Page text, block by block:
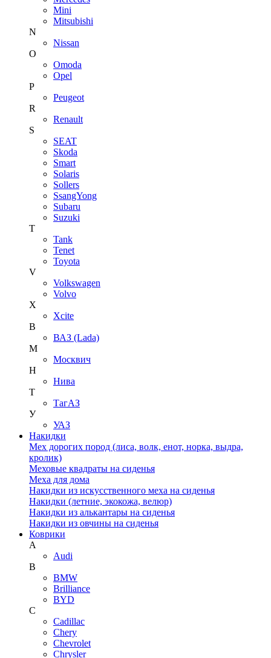
Mini
Mitsubishi
N
Nissan
O
Omoda
Opel
P
Peugeot
R
Renault
S
SEAT
Skoda
Smart
Solaris
Sollers
SsangYong
Subaru
Suzuki
T
Tank
Tenet
Toyota
V
Volkswagen
Volvo
X
Xcite
В
ВАЗ (Lada)
М
Москвич
Н
Нива
Т
ТагАЗ
У
УАЗ
Накидки
Мех дорогих пород (лиса, волк, енот, норка, выдра,
кролик)
Меховые квадраты на сиденья
Меха для дома
Накидки из искусственного меха на сиденья
Накидки (летние, экокожа, велюр)
Накидки из алькантары на сиденья
Накидки из овчины на сиденья
Коврики
A
Audi
B
BMW
Brilliance
BYD
C
Cadillac
Chery
Chevrolet
Chrysler